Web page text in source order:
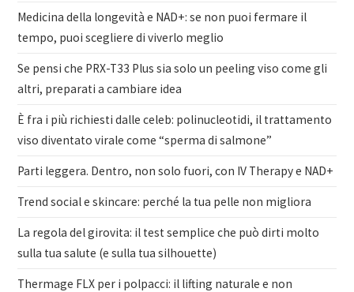
Medicina della longevità e NAD+: se non puoi fermare il
tempo, puoi scegliere di viverlo meglio
Se pensi che PRX-T33 Plus sia solo un peeling viso come gli
altri, preparati a cambiare idea
È fra i più richiesti dalle celeb: polinucleotidi, il trattamento
viso diventato virale come “sperma di salmone”
Parti leggera. Dentro, non solo fuori, con IV Therapy e NAD+
Trend social e skincare: perché la tua pelle non migliora
La regola del girovita: il test semplice che può dirti molto
sulla tua salute (e sulla tua silhouette)
Thermage FLX per i polpacci: il lifting naturale e non